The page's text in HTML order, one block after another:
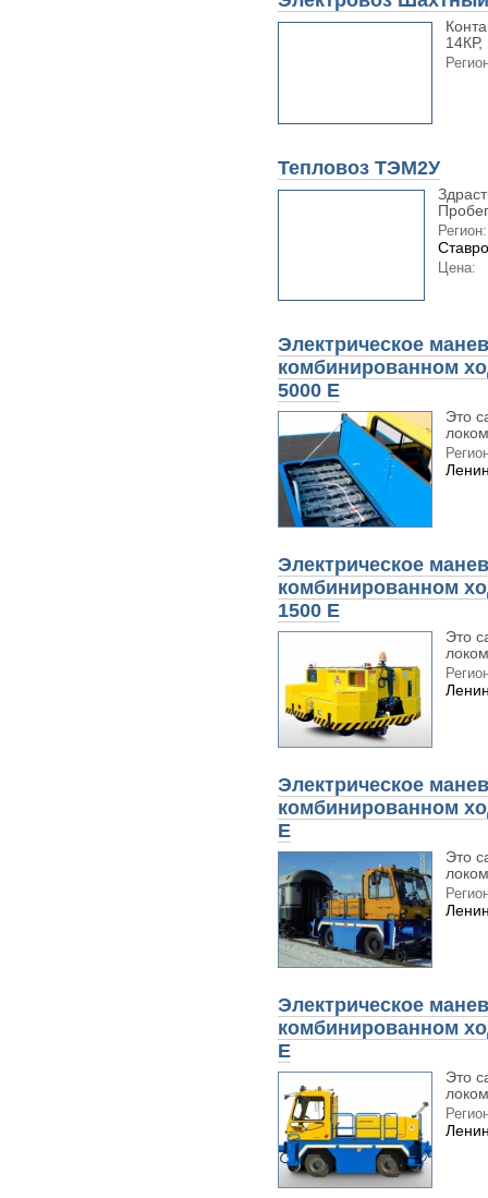
Тепловоз ТЭМ2У
Регион:
Цена:
Электрическое
комбинированном
5000 E
Это
Электрическое
комбинированном
1500 E
Это
Электрическое
комбинированном
E
Это
Электрическое
комбинированном
E
Это